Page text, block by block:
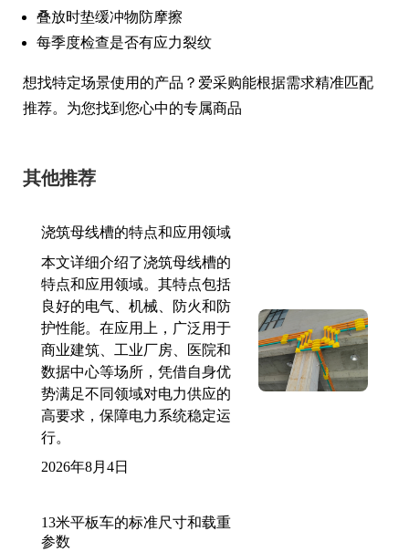
叠放时垫缓冲物防摩擦
每季度检查是否有应力裂纹
想找特定场景使用的产品？爱采购能根据需求精准匹配
推荐。为您找到您心中的专属商品
其他推荐
浇筑母线槽的特点和应用领域
本文详细介绍了浇筑母线槽的
特点和应用领域。其特点包括
良好的电气、机械、防火和防
护性能。在应用上，广泛用于
商业建筑、工业厂房、医院和
数据中心等场所，凭借自身优
势满足不同领域对电力供应的
高要求，保障电力系统稳定运
行。
2026年8月4日
13米平板车的标准尺寸和载重
参数